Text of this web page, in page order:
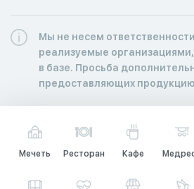
Мы не несем ответственности
реализуемые
в базе. Просьба
предоставляющих
Мечеть Ресторан Кафе